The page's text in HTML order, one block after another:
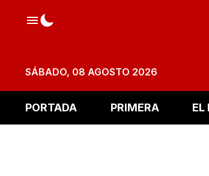
SÁBADO, 08 AGOSTO 2026
PORTADA PRIMERA EL